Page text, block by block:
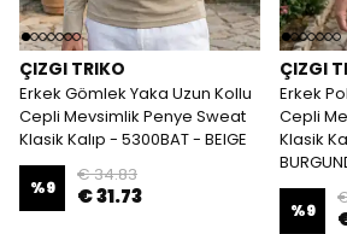
ÇIZGI TRIKO
Erkek Gömlek Yaka Uzun Kollu
Cepli Mevsimlik Penye Sweat
Klasik Kalıp - 5300BAT - BEIGE
%9
€ 34.83
€ 31.73
ÇIZGI
Erkek
Cepli
Klasik
%9